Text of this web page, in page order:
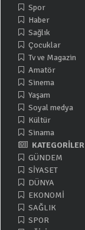
Spor
Haber
Sağlık
Çocuklar
Tv ve Magazin
Amatör
Sinema
Yaşam
Soyal medya
Kültür
Sinama
KATEGORİLER
GÜNDEM
SİYASET
DÜNYA
EKONOMİ
SAĞLIK
SPOR